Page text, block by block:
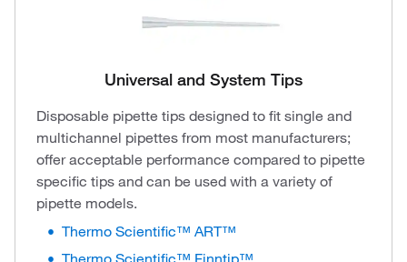
Universal and System Tips
Disposable pipette tips designed to fit single and
multichannel pipettes from most manufacturers;
offer acceptable performance compared to pipette
specific tips and can be used with a variety of
pipette models.
Thermo Scientific™ ART™
Thermo Scientific™ Finntip™